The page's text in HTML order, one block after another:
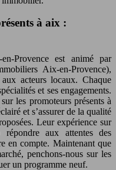
à aix :
Provence est animé par
Aix-en-Provence),
acteurs locaux. Chaque
et ses engagements.
les promoteurs présents à
et s’assurer de la qualité
Leur expérience sur
aux attentes des
en compte. Maintenant que
penchons-nous sur les
un programme neuf.